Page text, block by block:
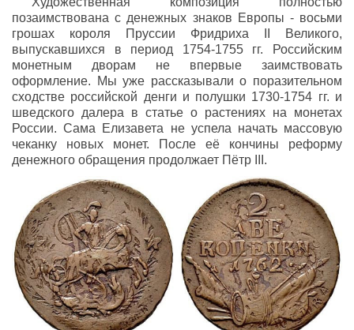
позаимствована с денежных знаков Европы - восьми
грошах короля Пруссии Фридриха II Великого,
выпускавшихся в период 1754-1755 гг. Российским
монетным дворам не впервые заимствовать
оформление. Мы уже рассказывали о поразительном
сходстве российской денги и полушки 1730-1754 гг. и
шведского далера в статье о растениях на монетах
России. Сама Елизавета не успела начать массовую
чеканку новых монет. После её кончины реформу
денежного обращения продолжает Пётр III.